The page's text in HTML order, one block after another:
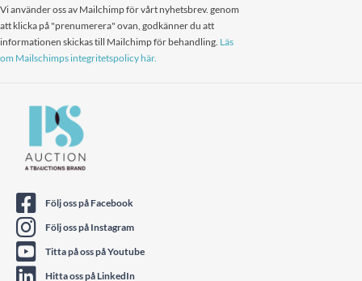
Vi använder oss av Mailchimp för vårt nyhetsbrev. genom
att klicka på "prenumerera" ovan, godkänner du att
informationen skickas till Mailchimp för behandling. Läs
om Mailschimps integritetspolicy här.
Följ oss på Facebook
Följ oss på Instagram
Titta på oss på Youtube
Hitta oss på LinkedIn